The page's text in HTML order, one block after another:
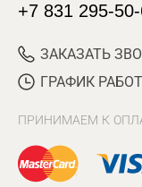
+7 831 295-
ЗАКАЗАТЬ
ГРАФИК
ПРИНИМАЕМ К